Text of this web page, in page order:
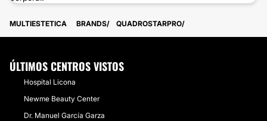
MULTIESTETICA BRANDS QUADROSTARPRO
ÚLTIMOS CENTROS VISTOS
Hospital Licona
Newme Beauty Center
Dr. Manuel García Garza